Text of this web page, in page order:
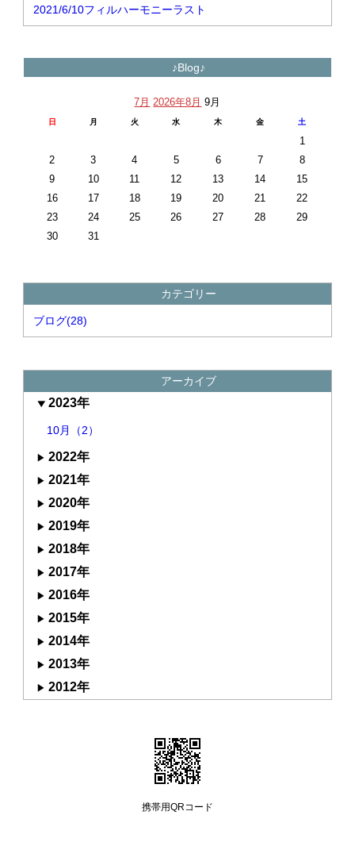
2021/6/10フィルハーモニーラスト
♪Blog♪
7月 2026年8月 9月
日 月 火 水 木 金 土
1
2
3 4 5 6 7
8
9
10 11 12 13 14
15
16
17 18 19 20 21
22
23
24 25 26 27 28
29
30
31
カテゴリー
ブログ(28)
アーカイブ
2023年
10月（2）
2022年
2021年
2020年
2019年
2018年
2017年
2016年
2015年
2014年
2013年
2012年
携帯用QRコード